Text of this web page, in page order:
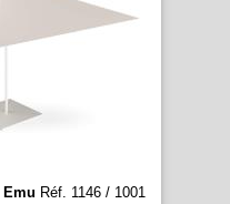
Emu Réf. 1146 / 1001